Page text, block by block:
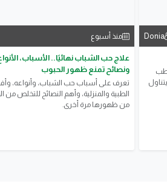
Donia منذ أسبوع
علاج حب الشباب نهائيًا.. الأسباب،
ونصائح تمنع ظهور الحبوب
تعرف على أسباب حب الشباب، وأنواعه،
الطبية والمنزلية، وأهم النصائح للتخلص من
من ظهورها مرة أخرى.